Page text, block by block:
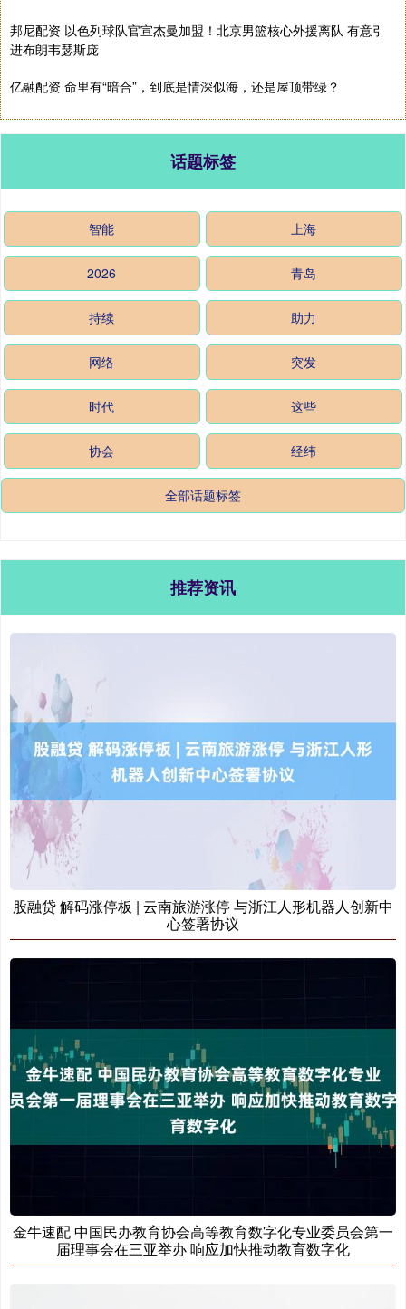
邦尼配资 以色列球队官宣杰曼加盟！北京男篮核心外援离队 有意引
进布朗韦瑟斯庞
亿融配资 命里有“暗合”，到底是情深似海，还是屋顶带绿？
话题标签
智能 上海
2026 青岛
持续 助力
网络 突发
时代 这些
协会 经纬
全部话题标签
推荐资讯
股融贷 解码涨停板 | 云南旅游涨停 与浙江人形机器人创新中
心签署协议
金牛速配 中国民办教育协会高等教育数字化专业委员会第一
届理事会在三亚举办 响应加快推动教育数字化